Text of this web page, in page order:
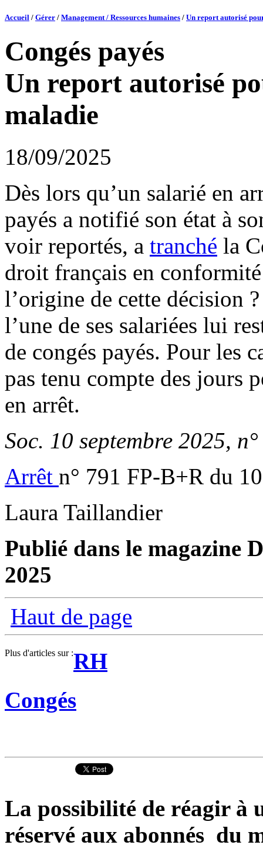
Accueil / Gérer / Management / Ressources humaines / Un report autorisé
Congés payés
Un report autorisé
maladie
18/09/2025
Dès lors qu’un salarié en
payés a notifié son état à
voir reportés, a tranché la
droit français en
l’origine de cette décision
l’une de ses salariées lui
de congés payés. Pour les
pas tenu compte des jours
en arrêt.
Soc. 10 septembre 2025,
Arrêt n° 791 FP-B+R du
Laura Taillandier
Publié dans le magazine
2025
Haut de page
Plus d'articles sur :RH
Congés
La possibilité de réagir à
réservé aux abonnés du